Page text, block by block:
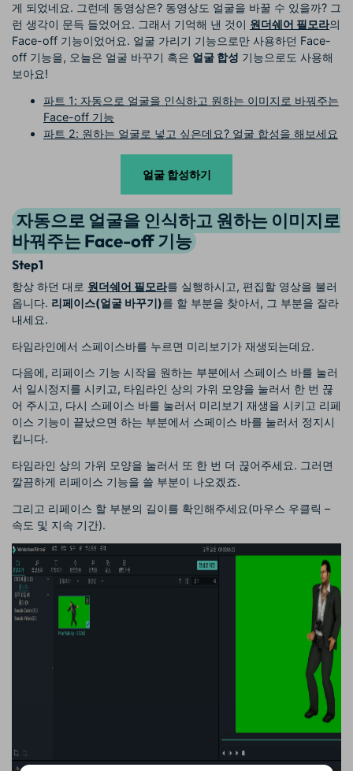
게 되었네요. 그런데 동영상은? 동영상도 얼굴을 바꿀 수 있을까? 그
런 생각이 문득 들었어요. 그래서 기억해 낸 것이 원더쉐어 필모라의
Face-off 기능이었어요. 얼굴 가리기 기능으로만 사용하던 Face-
off 기능을, 오늘은 얼굴 바꾸기 혹은 얼굴 합성 기능으로도 사용해
보아요!
파트 1: 자동으로 얼굴을 인식하고 원하는 이미지로 바꿔주는
Face-off 기능
파트 2: 원하는 얼굴로 넣고 싶은데요? 얼굴 합성을 해보세요
얼굴 합성하기
자동으로 얼굴을 인식하고 원하는 이미지로
바꿔주는 Face-off 기능
Step1
항상 하던 대로 원더쉐어 필모라를 실행하시고, 편집할 영상을 불러
옵니다. 리페이스(얼굴 바꾸기)를 할 부분을 찾아서, 그 부분을 잘라
내세요.
타임라인에서 스페이스바를 누르면 미리보기가 재생되는데요.
다음에, 리페이스 기능 시작을 원하는 부분에서 스페이스 바를 눌러
서 일시정지를 시키고, 타임라인 상의 가위 모양을 눌러서 한 번 끊
어 주시고, 다시 스페이스 바를 눌러서 미리보기 재생을 시키고 리페
이스 기능이 끝났으면 하는 부분에서 스페이스 바를 눌러서 정지시
킵니다.
타임라인 상의 가위 모양을 눌러서 또 한 번 더 끊어주세요. 그러면
깔끔하게 리페이스 기능을 쓸 부분이 나오겠죠.
그리고 리페이스 할 부분의 길이를 확인해주세요(마우스 우클릭 –
속도 및 지속 기간).